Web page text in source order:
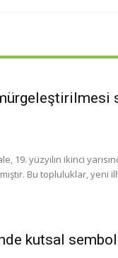
Bu topluluklar,
kutsal